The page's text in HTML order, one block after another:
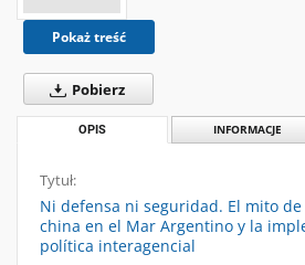
Pokaż treść
Pobierz
OPIS INFORMACJE
Tytuł:
Ni defensa ni seguridad. El mito
china en el Mar Argentino y la
política interagencial